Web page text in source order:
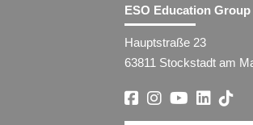
ESO Education Group
Hauptstraße 23
63811 Stockstadt am